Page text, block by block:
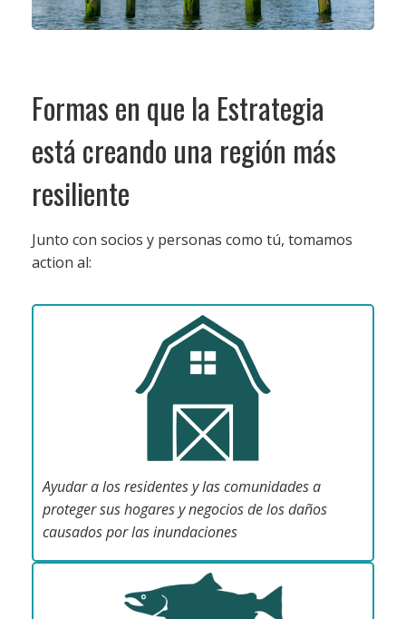
Formas en que la Estrategia
está creando una región más
resiliente
Junto con socios y personas como tú, tomamos
action al:
Ayudar a los residentes y las comunidades a
proteger sus hogares y negocios de los daños
causados por las inundaciones